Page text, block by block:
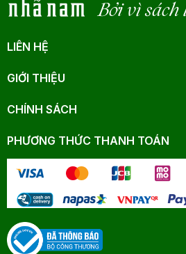
Bởi vì sách
LIÊN HỆ
GIỚI THIỆU
CHÍNH SÁCH
PHƯƠNG THỨC THANH TOÁN